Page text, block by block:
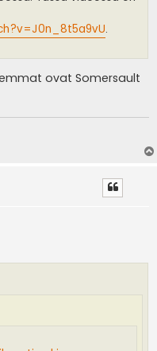
.
ovat Somersault